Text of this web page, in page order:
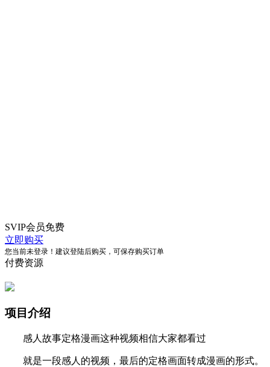
SVIP会员免费
立即购买
您当前未登录！建议登陆后购买，可保存购买订单
付费资源
项目介绍
感人故事定格漫画这种视频相信大家都看过
就是一段感人的视频，最后的定格画面转成漫画的形式。